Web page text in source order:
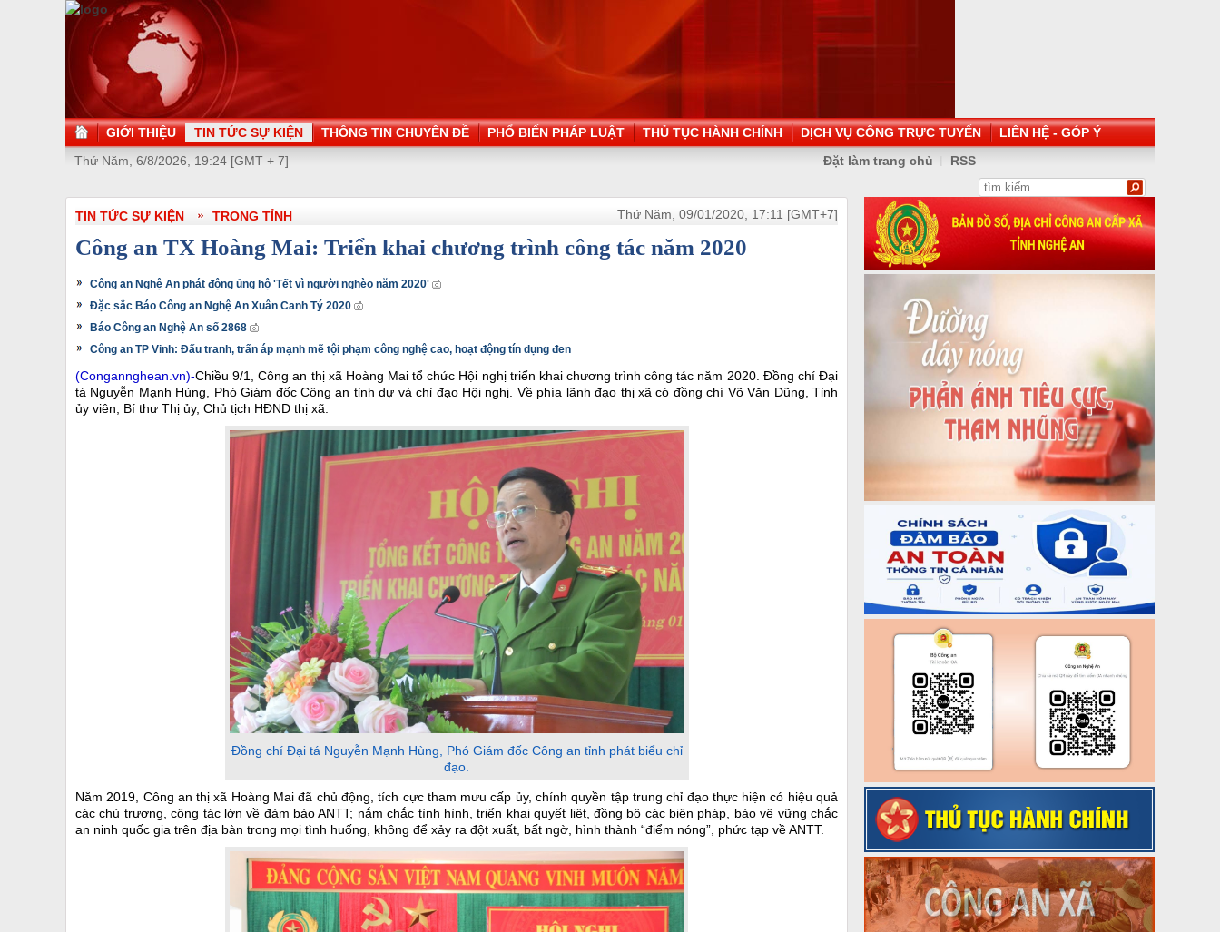
GIỚI THIỆU TIN TỨC SỰ KIỆN THÔNG TIN CHUYÊN ĐỀ PHỔ BIẾN PHÁP LUẬT THỦ TỤC HÀNH CHÍNH DỊCH VỤ CÔNG TRỰC TUYẾN
LIÊN HỆ - GÓP Ý
Thứ Năm, 6/8/2026, 19:24 [GMT + 7]
Đặt làm trang chủ RSS
TIN TỨC SỰ KIỆN TRONG TỈNH Thứ Năm, 09/01/2020, 17:11 [GMT+7]
Công an TX Hoàng Mai: Triển khai chương trình công tác năm 2020
Công an Nghệ An phát động ủng hộ 'Tết vì người nghèo năm 2020'
Đặc sắc Báo Công an Nghệ An Xuân Canh Tý 2020
Báo Công an Nghệ An số 2868
Công an TP Vinh: Đấu tranh, trấn áp mạnh mẽ tội phạm công nghệ cao, hoạt động tín dụng đen
(Congannghean.vn)-Chiều 9/1, Công an thị xã Hoàng Mai tổ chức Hội nghị triển khai chương trình công tác năm 2020. Đồng chí Đại
tá Nguyễn Mạnh Hùng, Phó Giám đốc Công an tỉnh dự và chỉ đạo Hội nghị. Về phía lãnh đạo thị xã có đồng chí Võ Văn Dũng, Tỉnh
ủy viên, Bí thư Thị ủy, Chủ tịch HĐND thị xã.
Đồng chí Đại tá Nguyễn Mạnh Hùng, Phó Giám đốc Công an tỉnh phát biểu chỉ
đạo.
Năm 2019, Công an thị xã Hoàng Mai đã chủ động, tích cực tham mưu cấp ủy, chính quyền tập trung chỉ đạo thực hiện có hiệu quả
các chủ trương, công tác lớn về đảm bảo ANTT; nắm chắc tình hình, triển khai quyết liệt, đồng bộ các biện pháp, bảo vệ vững chắc
an ninh quốc gia trên địa bàn trong mọi tình huống, không để xảy ra đột xuất, bất ngờ, hình thành “điểm nóng”, phức tạp về ANTT.